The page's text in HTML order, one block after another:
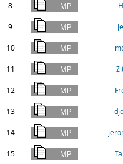
8
9
10
11
12
13
14
15